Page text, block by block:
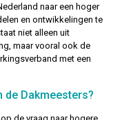
naar een hoger
en ontwikkelingen te
niet alleen uit
maar vooral ook de
met een
de Dakmeesters?